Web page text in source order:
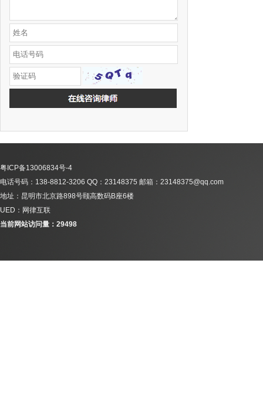
粤ICP备13006834号-4
电话号码：138-8812-3206 QQ：23148375 邮箱：23148375@qq.com
地址：昆明市北京路898号颐高数码B座6楼
UED：网律互联
当前网站访问量：29498